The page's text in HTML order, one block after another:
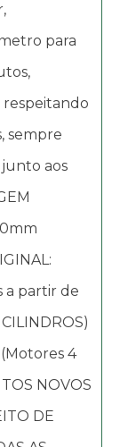
para
sempre
aos
a partir de
4
NOVOS
DE